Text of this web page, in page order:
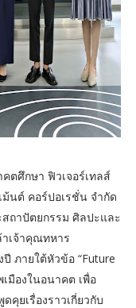
ตศึกษา ฟิวเจอร์เทลส์
นต์ คอร์ปอเรชั่น จำกัด
ถาปัตยกรรม ศิลปะและ
เจ้าคุณทหาร
ภายใต้หัวข้อ “Future
มืองในอนาคต เพื่อ
ยเรื่องราวเกี่ยวกับ